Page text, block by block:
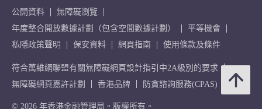
公開資料
無障礙瀏覽
年度整合開放數據計劃（包含空間數據計劃）
平等機會
私隱政策聲明
保安資料 網頁指南 使用條款及條件
符合萬維網聯盟有關無障礙網頁設計指引中2A級別的要求
無障礙網頁嘉許計劃
香港品牌 防貪諮詢服務(CPAS)
© 2026 年香港金融管理局。版權所有。